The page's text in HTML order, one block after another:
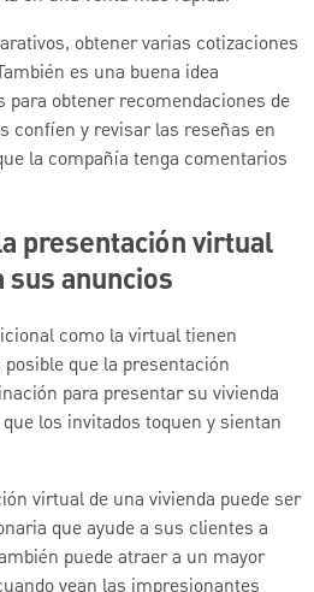
obtener varias cotizaciones
es una buena idea
para obtener recomendaciones de
confíen y revisar las reseñas en
la compañía tenga comentarios
presentación virtual
sus anuncios
como la virtual tienen
que la presentación
para presentar su vivienda
los invitados toquen y sientan
virtual de una vivienda puede ser
que ayude a sus clientes a
puede atraer a un mayor